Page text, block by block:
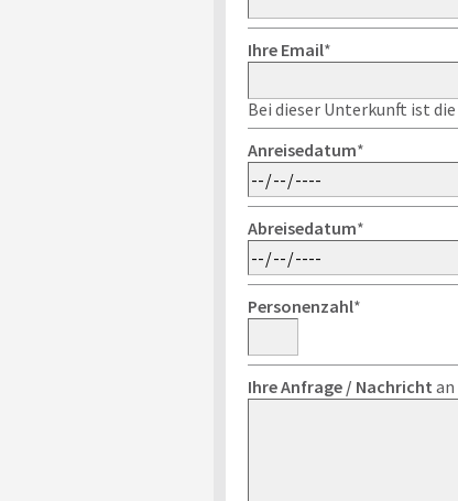
Ihre Email*
Bei dieser Unterkunft ist
Anreisedatum*
Abreisedatum*
Personenzahl*
Ihre Anfrage / Nachricht